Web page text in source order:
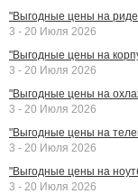
"Выгодные цены на
3 - 20 Июля 2026
"Выгодные цены на
3 - 20 Июля 2026
"Выгодные цены на
3 - 20 Июля 2026
"Выгодные цены на
3 - 20 Июля 2026
"Выгодные цены на
3 - 20 Июля 2026